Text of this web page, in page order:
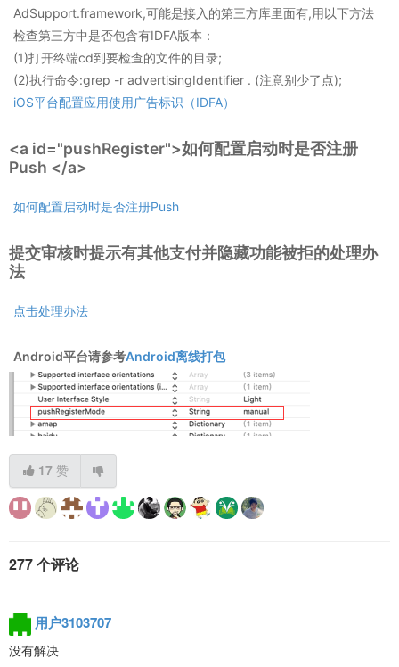
AdSupport.framework,可能是接入的第三方库里面有,用以下方法
检查第三方中是否包含有IDFA版本：
(1)打开终端cd到要检查的文件的目录;
(2)执行命令:grep -r advertisingIdentifier . (注意别少了点);
iOS平台配置应用使用广告标识（IDFA）
<a id="pushRegister">如何配置启动时是否注册
Push </a>
如何配置启动时是否注册Push
提交审核时提示有其他支付并隐藏功能被拒的处理办
法
点击处理办法
Android平台请参考Android离线打包
17 赞
277 个评论
用户3103707
没有解决